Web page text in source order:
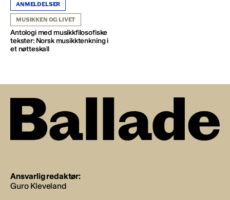
ANMELDELSER
MUSIKKEN OG LIVET
Antologi med musikkfilosofiske
tekster: Norsk musikktenkning i
et nøtteskall
Ansvarlig redaktør:
Guro Kleveland